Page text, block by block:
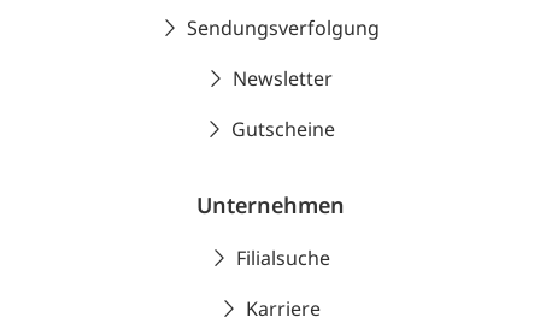
Sendungsverfolgung
Newsletter
Gutscheine
Unternehmen
Filialsuche
Karriere